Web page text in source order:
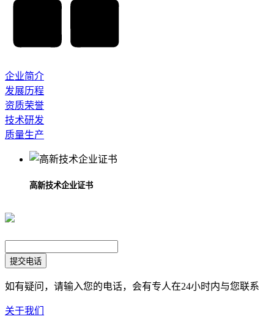
企业简介
发展历程
资质荣誉
技术研发
质量生产
高新技术企业证书
提交电话
如有疑问，请输入您的电话，会有专人在24小时内与您联系
关于我们